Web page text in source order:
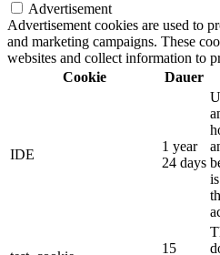
Advertisement
Advertisement cookies are used to
and marketing campaigns. These
websites and collect information to
Cookie
Dauer
IDE
1 year
24 days
15